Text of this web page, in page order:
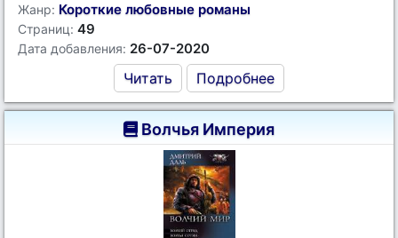
Жанр: Короткие любовные романы
Страниц: 49
Дата добавления: 26-07-2020
Читать Подробнее
Волчья Империя